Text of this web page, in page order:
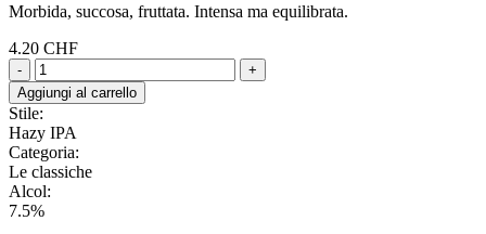
Morbida, succosa, fruttata. Intensa ma equilibrata.
4.20 CHF
-
+
Aggiungi al carrello
Stile:
Hazy IPA
Categoria:
Le classiche
Alcol:
7.5%